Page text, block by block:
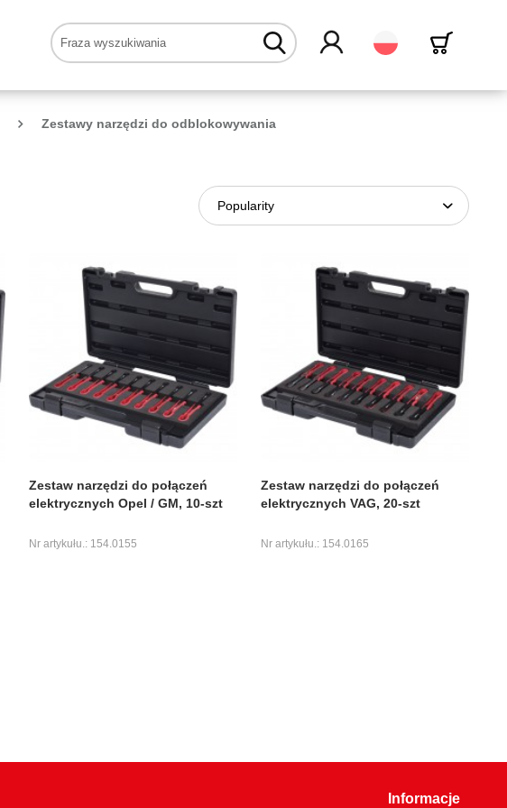
Polski
Zestawy narzędzi do odblokowywania
Zestaw narzędzi do połączeń
elektrycznych Opel / GM, 10-szt
Nr artykułu.: 154.0155
Zestaw narzędzi do połączeń
elektrycznych VAG, 20-szt
Nr artykułu.: 154.0165
Informacje